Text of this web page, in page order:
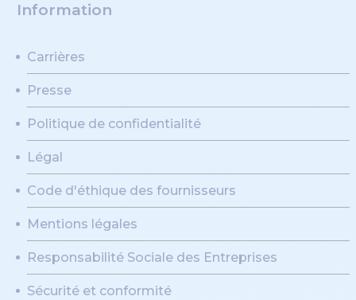
Information
Carrières
Presse
Politique de confidentialité
Légal
Code d'éthique des fournisseurs
Mentions légales
Responsabilité Sociale des Entreprises
Sécurité et conformité